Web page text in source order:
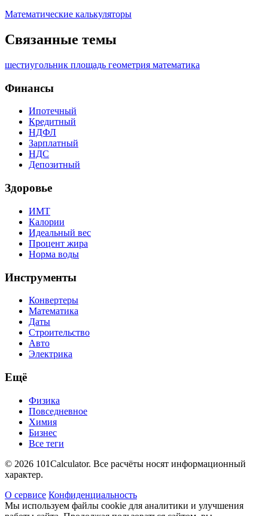
Математические калькуляторы
Связанные темы
шестиугольник площадь геометрия математика
Финансы
Ипотечный
Кредитный
НДФЛ
Зарплатный
НДС
Депозитный
Здоровье
ИМТ
Калории
Идеальный вес
Процент жира
Норма воды
Инструменты
Конвертеры
Математика
Даты
Строительство
Авто
Электрика
Ещё
Физика
Повседневное
Химия
Бизнес
Все теги
© 2026 101Calculator. Все расчёты носят информационный
характер.
О сервисе Конфиденциальность
Мы используем файлы cookie для аналитики и улучшения